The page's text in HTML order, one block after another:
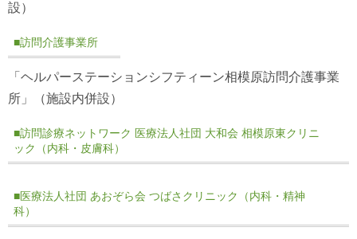
設）
■訪問介護事業所
「ヘルパーステーションシフティーン相模原訪問介護事業
所」（施設内併設）
■訪問診療ネットワーク 医療法人社団 大和会 相模原東クリニ
ック（内科・皮膚科）
■医療法人社団 あおぞら会 つばさクリニック（内科・精神
科）